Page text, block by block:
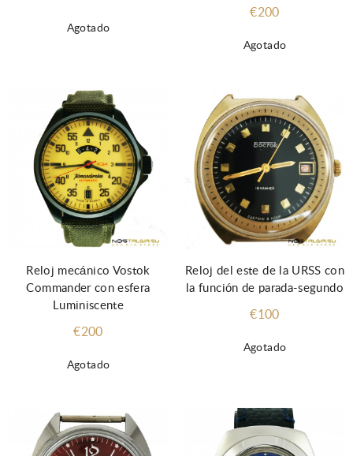
Agotado
Agotado
€200
Agotado
Reloj mecánico Vostok
Commander con esfera
Luminiscente
€200
Agotado
Reloj del este de la URSS con
la función de parada-segundo
€100